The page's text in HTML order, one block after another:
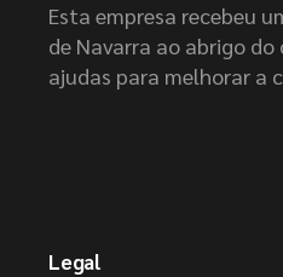
Esta empresa recebeu
de Navarra ao abrigo
ajudas para melhorar a
Legal